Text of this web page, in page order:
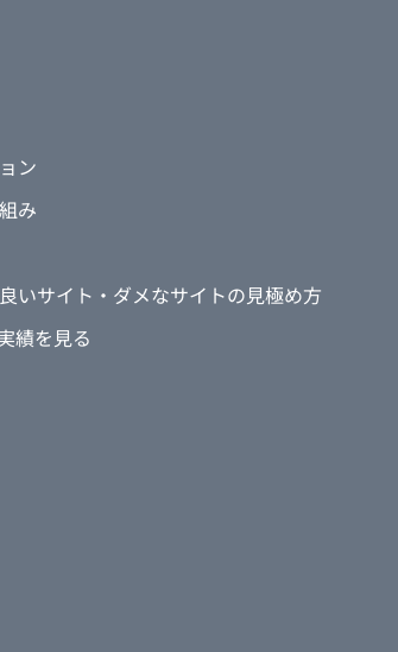
ン
み
いサイト・ダメなサイトの見極め方
績を見る